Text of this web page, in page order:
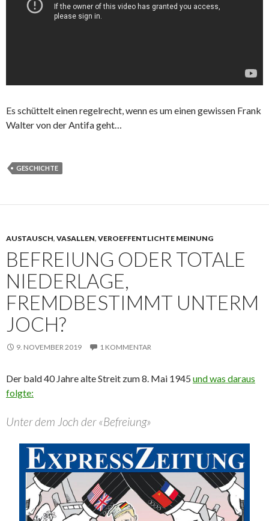
Es schüttelt einen regelrecht, wenn es um einen gewissen Frank
Walter von der Antifa geht…
GESCHICHTE
AUSTAUSCH, VASALLEN, VEROEFFENTLICHTE MEINUNG
BEFREIUNG ODER TOTALE
NIEDERLAGE,
FREMDBESTIMMT UNTERM
JOCH?
9. NOVEMBER 2019 1 KOMMENTAR
Der bald 40 Jahre alte Streit zum 8. Mai 1945 und was daraus
folgte:
Unter dem Joch der «Befreiung»